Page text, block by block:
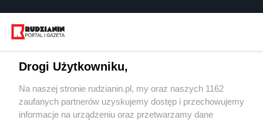
Wydawca mediów
Drogi Użytkowniku,
Na naszej stronie rudzianin.pl, my oraz naszych 1162
zaufanych partnerów uzyskujemy dostęp i przechowujemy
informacje na urządzeniu oraz przetwarzamy dane